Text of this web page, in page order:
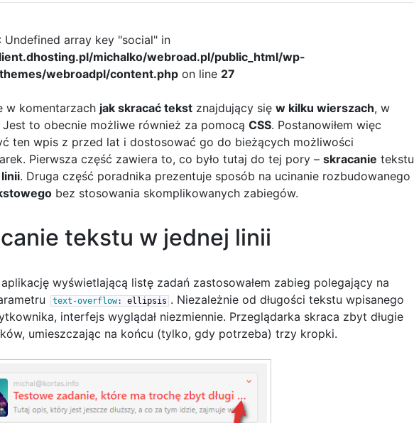
Undefined array key "social" in
michalko/webroad.pl/public_html/wp-
webroadpl/content.phpon line 27
w komentarzach jak skracać tekstznajdujący się w kilku wierszach, w
Jest to obecnie możliwe również za pomocą CSS. Postanowiłem więc
ten wpis z przed lat i dostosować go do bieżących możliwości
Pierwsza część zawiera to, co było tutaj do tej pory – skracanie tekstu
. Druga część poradnika prezentuje sposób na ucinanie rozbudowanego
bez stosowania skomplikowanych zabiegów.
tekstu w jednej linii
wyświetlającą listę zadań zastosowałem zabieg polegający na
text-overflow: ellipsis . Niezależnie od długości tekstu wpisanego
interfejs wyglądał niezmiennie. Przeglądarka skraca zbyt długie
umieszczając na końcu (tylko, gdy potrzeba) trzy kropki.